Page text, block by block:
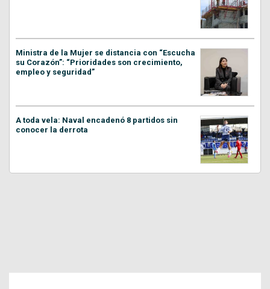
Ministra de la Mujer se distancia con “Escucha
su Corazón”: “Prioridades son crecimiento,
empleo y seguridad”
A toda vela: Naval encadenó 8 partidos sin
conocer la derrota